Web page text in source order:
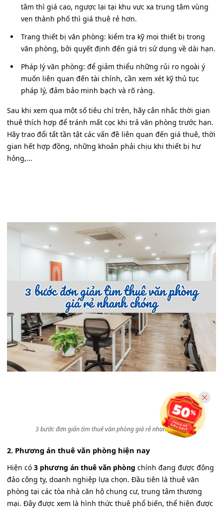
tâm thì giá cao, ngược lại tại khu vực xa trung tâm vùng
ven thành phố thì giá thuê rẻ hơn.
Trang thiết bị văn phòng: kiểm tra kỹ mọi thiết bị trong
văn phòng, bởi quyết định đến giá trị sử dụng về dài hạn.
Pháp lý văn phòng: để giảm thiểu những rủi ro ngoài ý
muốn liên quan đến tài chính, cần xem xét kỹ thủ tục
pháp lý, đảm bảo minh bạch và rõ ràng.
Sau khi xem qua một số tiêu chí trên, hãy cân nhắc thời gian
thuê thích hợp để tránh mất cọc khi trả văn phòng trước hạn.
Hãy trao đổi tất tần tật các vấn đề liên quan đến giá thuê, thời
gian hết hợp đồng, những khoản phải chịu khi thiết bị hư
hỏng,...
3 bước đơn giản tìm thuê văn phòng giá rẻ nhanh chóng
2. Phương án thuê văn phòng hiện nay
Hiện có 3 phương án thuê văn phòng chính đang được đông
đảo công ty, doanh nghiệp lựa chọn. Đầu tiên là thuê văn
phòng tại các tòa nhà căn hộ chung cư, trung tâm thương
mại. Đây được xem là hình thức thuê phổ biến, thể hiện được